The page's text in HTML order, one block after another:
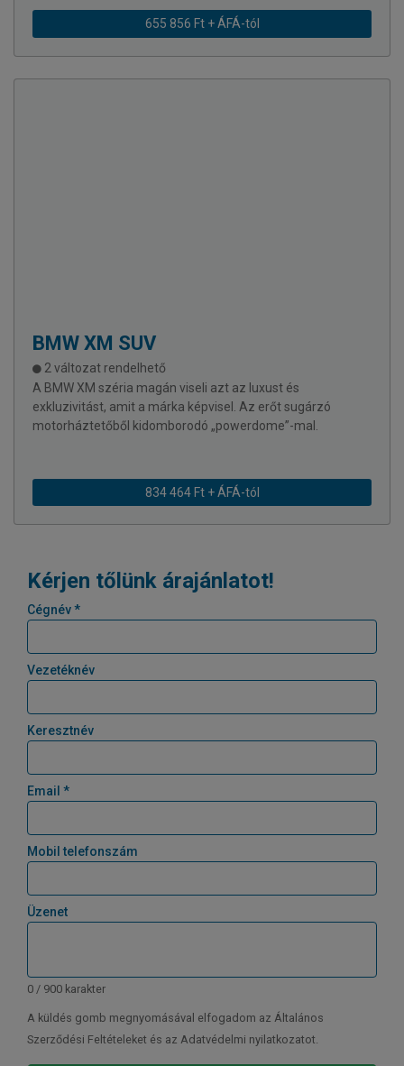
655 856 Ft + ÁFÁ-tól
BMW XM SUV
2 változat rendelhető
A BMW XM széria magán viseli azt az luxust és
exkluzivitást, amit a márka képvisel. Az erőt sugárzó
motorháztetőből kidomborodó „powerdome”-mal.
834 464 Ft + ÁFÁ-tól
Kérjen tőlünk árajánlatot!
Cégnév *
Vezetéknév
Keresztnév
Email *
Mobil telefonszám
Üzenet
0 / 900 karakter
A küldés gomb megnyomásával elfogadom az Általános
Szerződési Feltételeket és az Adatvédelmi nyilatkozatot.